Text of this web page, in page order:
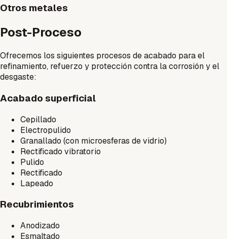
Otros metales
Post-Proceso
Ofrecemos los siguientes procesos de acabado para el
refinamiento, refuerzo y protección contra la corrosión y el
desgaste:
Acabado superficial
Cepillado
Electropulido
Granallado (con microesferas de vidrio)
Rectificado vibratorio
Pulido
Rectificado
Lapeado
Recubrimientos
Anodizado
Esmaltado